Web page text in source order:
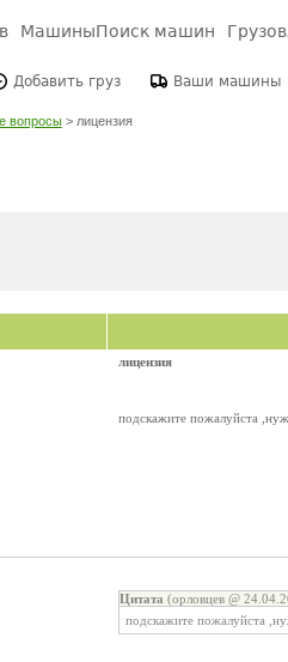
МашиныПоиск машин
Добавить груз Ваши машины
вопросы> лицензия
лицензия
подскажите пожалуйста
Цитата (орловцев @
подскажите пожалуйста